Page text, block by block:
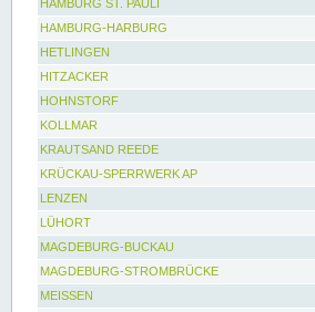
HAMBURG ST. PAULI
HAMBURG-HARBURG
HETLINGEN
HITZACKER
HOHNSTORF
KOLLMAR
KRAUTSAND REEDE
KRÜCKAU-SPERRWERK AP
LENZEN
LÜHORT
MAGDEBURG-BUCKAU
MAGDEBURG-STROMBRÜCKE
MEISSEN